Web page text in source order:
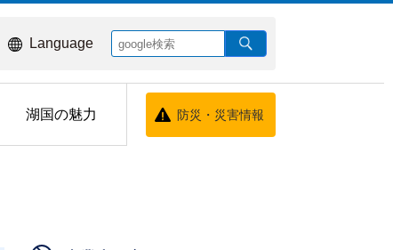
Language
湖国の魅力 防災・災害情報